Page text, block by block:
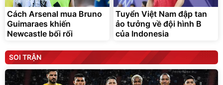
Cách Arsenal mua Bruno
Guimaraes khiến
Newcastle bối rối
Tuyển Việt Nam đập tan
ảo tưởng về đội hình B
của Indonesia
SOI TRẬN